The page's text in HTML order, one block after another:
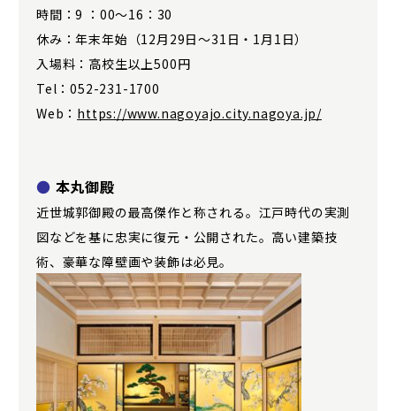
時間：9 ：00～16：30
休み：年末年始（12月29日〜31日・1月1日）
入場料：高校生以上500円
Tel：052-231-1700
Web： https://www.nagoyajo.city.nagoya.jp/
● 本丸御殿
近世城郭御殿の最高傑作と称される。江戸時代の実測
図などを基に忠実に復元・公開された。高い建築技
術、豪華な障壁画や装飾は必見。